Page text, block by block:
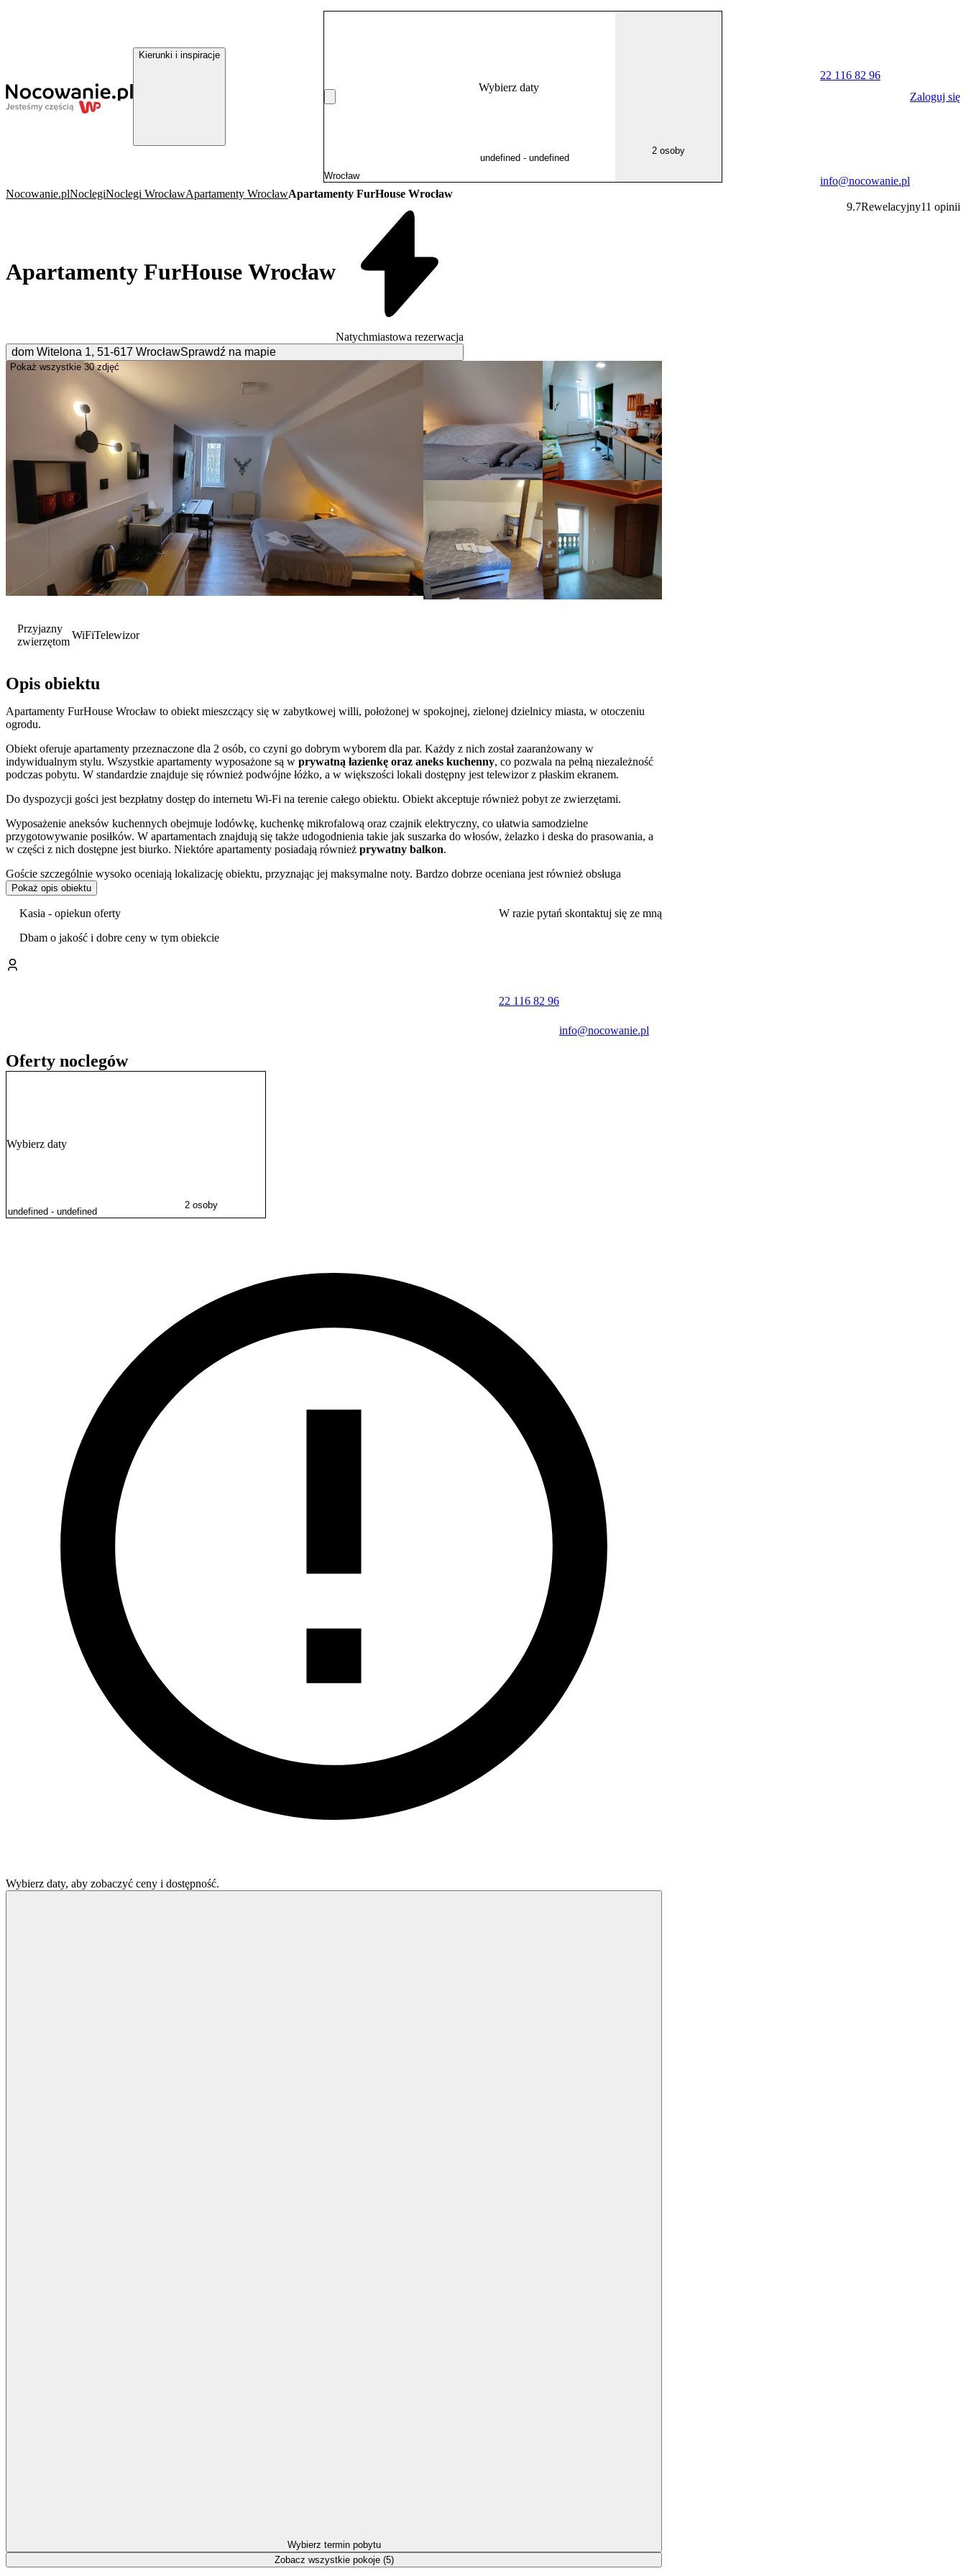
Kierunki i inspiracje
Wybierz daty
2 osoby
22 116 82 96
info@nocowanie.pl
Zaloguj się
Nocowanie.plNoclegiNoclegi WrocławApartamenty WrocławApartamenty FurHouse Wrocław
Apartamenty FurHouse Wrocław
Natychmiastowa rezerwacja
dom Witelona 1, 51-617 WrocławSprawdź na mapie
9.7Rewelacyjny11 opinii
Pokaż wszystkie 30 zdjęć
Przyjazny
zwierzętom
WiFiTelewizor
Opis obiektu
Apartamenty FurHouse Wrocław to obiekt mieszczący się w zabytkowej willi, położonej w spokojnej, zielonej dzielnicy miasta, w otoczeniu
ogrodu.
Obiekt oferuje apartamenty przeznaczone dla 2 osób, co czyni go dobrym wyborem dla par. Każdy z nich został zaaranżowany w
indywidualnym stylu. Wszystkie apartamenty wyposażone są w prywatną łazienkę oraz aneks kuchenny, co pozwala na pełną niezależność
podczas pobytu. W standardzie znajduje się również podwójne łóżko, a w większości lokali dostępny jest telewizor z płaskim ekranem.
Do dyspozycji gości jest bezpłatny dostęp do internetu Wi-Fi na terenie całego obiektu. Obiekt akceptuje również pobyt ze zwierzętami.
Wyposażenie aneksów kuchennych obejmuje lodówkę, kuchenkę mikrofalową oraz czajnik elektryczny, co ułatwia samodzielne
przygotowywanie posiłków. W apartamentach znajdują się także udogodnienia takie jak suszarka do włosów, żelazko i deska do prasowania, a
w części z nich dostępne jest biurko. Niektóre apartamenty posiadają również prywatny balkon.
Goście szczególnie wysoko oceniają lokalizację obiektu, przyznając jej maksymalne noty. Bardzo dobrze oceniana jest również obsługa
personelu.
Lokalizacja apartamentów zapewnia bezpośredni dostęp do największych terenów zielonych Wrocławia. W niewielkiej odległości znajduje się
widowiskowe pokazy. Otoczenie sprzyja spacerom i wycieczkom rowerowym wzdłuż pobliskich wałów nad Odrą.
Mimo spokojnego otoczenia, obiekt jest doskonale skomunikowany z centrum miasta. Dojazd do wrocławskiego Rynku Głównego, oddalonego
o około 5 km, jest możliwy dzięki pobliskim przystankom komunikacji miejskiej. Warto również odwiedzić inne kluczowe punkty miasta, takie
Pokaż opis obiektu
Kasia - opiekun oferty
Dbam o jakość i dobre ceny w tym obiekcie
W razie pytań skontaktuj się ze mną
22 116 82 96
info@nocowanie.pl
Oferty noclegów
Wybierz daty
2 osoby
Wybierz daty, aby zobaczyć ceny i dostępność.
Wybierz termin pobytu
Zobacz wszystkie pokoje (5)